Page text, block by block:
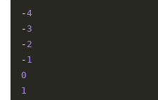
-4
-3
- 2
- 1
0
1